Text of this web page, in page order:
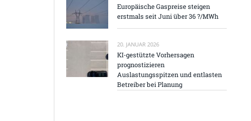
Europäische Gaspreise steigen
erstmals seit Juni über 36 ?/MWh
20. JANUAR 2026
KI-gestützte Vorhersagen
prognostizieren
Auslastungsspitzen und entlasten
Betreiber bei Planung